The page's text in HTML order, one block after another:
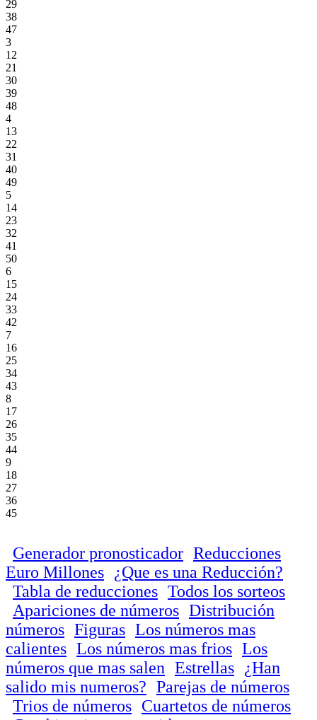
29
38
47
3
12
21
30
39
48
4
13
22
31
40
49
5
14
23
32
41
50
6
15
24
33
42
7
16
25
34
43
8
17
26
35
44
9
18
27
36
45
Generador pronosticador Reducciones
Euro Millones
¿Que es una Reducción?
Tabla de reducciones Todos los sorteos
Apariciones de números Distribución
números Figuras Los números mas
calientes Los números mas frios Los
números que mas salen Estrellas
¿Han
salido mis numeros? Parejas de números
Trios de números Cuartetos de números